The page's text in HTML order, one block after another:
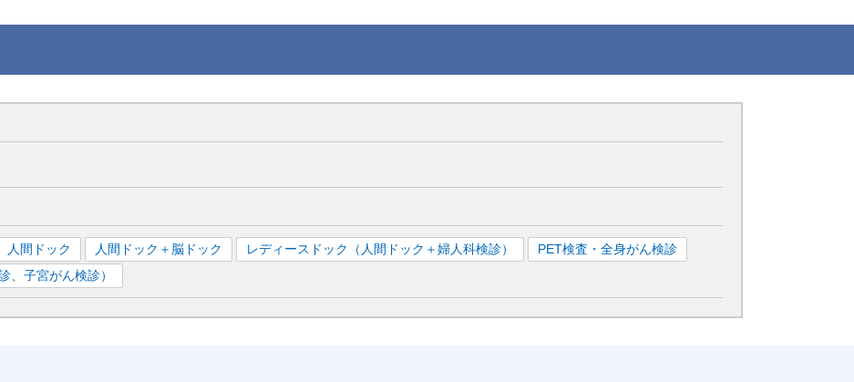
人間ドック 人間ドック＋脳ドック レディースドック（人間ドック＋婦人科検診）
PET検査・全身がん検診
、子宮がん検診）